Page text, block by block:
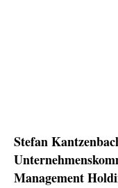
Stefan
Management